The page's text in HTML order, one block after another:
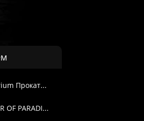
Прокат...
OF PARADI...